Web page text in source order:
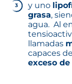
y uno
grasa,
agua. Al
llamadas
capaces de
exceso de